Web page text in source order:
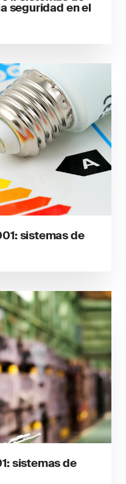
seguridad en el
sistemas de
sistemas de